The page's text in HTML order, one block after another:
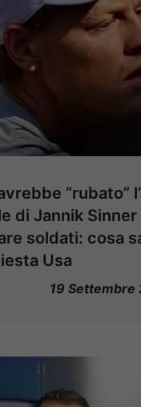
“rubato”
di Jannik
soldati: cosa
Usa
19 Settembre